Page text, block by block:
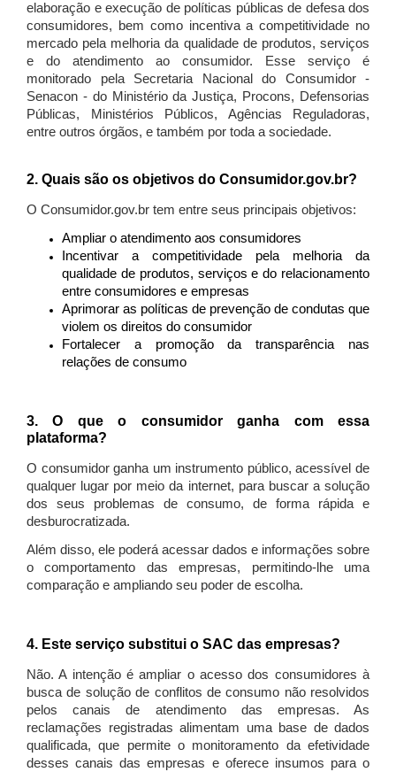
elaboração e execução de políticas públicas de defesa dos
consumidores, bem como incentiva a competitividade no
mercado pela melhoria da qualidade de produtos, serviços
e do atendimento ao consumidor. Esse serviço é
monitorado pela Secretaria Nacional do Consumidor -
Senacon - do Ministério da Justiça, Procons, Defensorias
Públicas, Ministérios Públicos, Agências Reguladoras,
entre outros órgãos, e também por toda a sociedade.
2. Quais são os objetivos do Consumidor.gov.br?
O Consumidor.gov.br tem entre seus principais objetivos:
Ampliar o atendimento aos consumidores
Incentivar a competitividade pela melhoria da
qualidade de produtos, serviços e do relacionamento
entre consumidores e empresas
Aprimorar as políticas de prevenção de condutas que
violem os direitos do consumidor
Fortalecer a promoção da transparência nas
relações de consumo
3. O que o consumidor ganha com essa
plataforma?
O consumidor ganha um instrumento público, acessível de
qualquer lugar por meio da internet, para buscar a solução
dos seus problemas de consumo, de forma rápida e
desburocratizada.
Além disso, ele poderá acessar dados e informações sobre
o comportamento das empresas, permitindo-lhe uma
comparação e ampliando seu poder de escolha.
4. Este serviço substitui o SAC das empresas?
Não. A intenção é ampliar o acesso dos consumidores à
busca de solução de conflitos de consumo não resolvidos
pelos canais de atendimento das empresas. As
reclamações registradas alimentam uma base de dados
qualificada, que permite o monitoramento da efetividade
desses canais das empresas e oferece insumos para o